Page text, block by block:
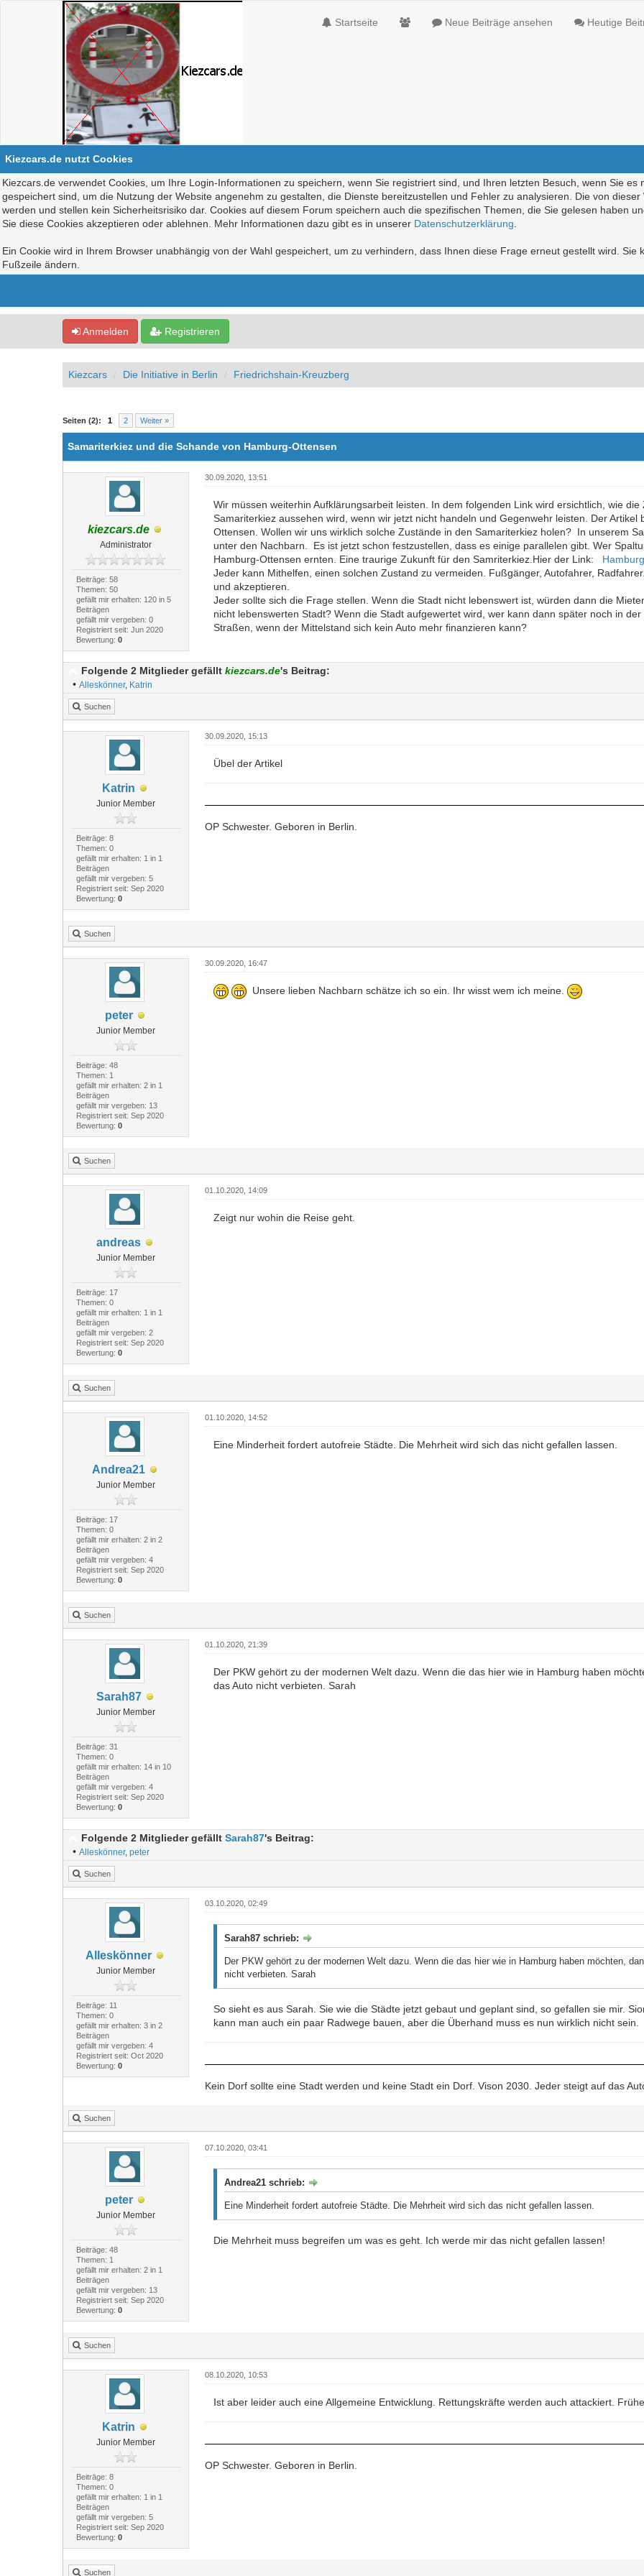
Startseite Neue Beiträge ansehen Heutige
Kiezcars.de nutzt Cookies
Kiezcars.de verwendet Cookies, um Ihre Login-Informationen zu speichern, wenn Sie registriert sind, und Ihren letzten Besuch, wenn Sie
gespeichert sind, um die Nutzung der Website angenehm zu gestalten, die Dienste bereitzustellen und Fehler zu analysieren. Die von
werden und stellen kein Sicherheitsrisiko dar. Cookies auf diesem Forum speichern auch die spezifischen Themen, die Sie gelesen haben
Sie diese Cookies akzeptieren oder ablehnen. Mehr Informationen dazu gibt es in unserer Datenschutzerklärung
Ein Cookie wird in Ihrem Browser unabhängig von der Wahl gespeichert, um zu verhindern, dass Ihnen diese Frage erneut gestellt wird.
Fußzeile ändern.
Anmelden Registrieren
Kiezcars Die Initiative in Berlin Friedrichshain-Kreuzberg
Seiten (2): 1 2 Weiter »
0 Bewertung(en) - 0 im Durchschnitt
1
2
3
4
5
Samariterkiez und die Schande von Hamburg-Ottensen
kiezcars.de
Administrator
Beiträge: 58
Themen: 50
gefällt mir erhalten: 120 in 5
Beiträgen
gefällt mir vergeben: 0
Registriert seit: Jun 2020
Bewertung: 0
30.09.2020, 13:51
Wir müssen weiterhin Aufklärungsarbeit leisten. In dem folgenden Link wird ersichtlich, wie
Samariterkiez aussehen wird, wenn wir jetzt nicht handeln und Gegenwehr leisten. Der Artikel
Ottensen. Wollen wir uns wirklich solche Zustände in den Samariterkiez holen? In unserem
unter den Nachbarn. Es ist jetzt schon festzustellen, dass es einige parallelen gibt. Wer
Hamburg-Ottensen ernten. Eine traurige Zukunft für den Samriterkiez.Hier der Link:
Jeder kann Mithelfen, einen solchen Zustand zu vermeiden. Fußgänger, Autofahrer,
und akzeptieren.
Jeder sollte sich die Frage stellen. Wenn die Stadt nicht lebenswert ist, würden dann die
nicht lebenswerten Stadt? Wenn die Stadt aufgewertet wird, wer kann dann später noch in
Straßen, wenn der Mittelstand sich kein Auto mehr finanzieren kann?
Folgende 2 Mitglieder gefällt kiezcars.de's Beitrag:
• Alleskönner, Katrin
Suchen
Katrin
Junior Member
Beiträge: 8
Themen: 0
gefällt mir erhalten: 1 in 1
Beiträgen
gefällt mir vergeben: 5
Registriert seit: Sep 2020
Bewertung: 0
30.09.2020, 15:13
Übel der Artikel
OP Schwester. Geboren in Berlin.
Suchen
peter
Junior Member
Beiträge: 48
Themen: 1
gefällt mir erhalten: 2 in 1
Beiträgen
gefällt mir vergeben: 13
Registriert seit: Sep 2020
Bewertung: 0
30.09.2020, 16:47
Unsere lieben Nachbarn schätze ich so ein. Ihr wisst wem ich meine.
Suchen
andreas
Junior Member
Beiträge: 17
Themen: 0
gefällt mir erhalten: 1 in 1
Beiträgen
gefällt mir vergeben: 2
Registriert seit: Sep 2020
Bewertung: 0
01.10.2020, 14:09
Zeigt nur wohin die Reise geht.
Suchen
Andrea21
Junior Member
Beiträge: 17
Themen: 0
gefällt mir erhalten: 2 in 2
Beiträgen
gefällt mir vergeben: 4
Registriert seit: Sep 2020
Bewertung: 0
01.10.2020, 14:52
Eine Minderheit fordert autofreie Städte. Die Mehrheit wird sich das nicht gefallen lassen.
Suchen
Sarah87
Junior Member
Beiträge: 31
Themen: 0
gefällt mir erhalten: 14 in 10
Beiträgen
gefällt mir vergeben: 4
Registriert seit: Sep 2020
Bewertung: 0
01.10.2020, 21:39
Der PKW gehört zu der modernen Welt dazu. Wenn die das hier wie in Hamburg haben
das Auto nicht verbieten. Sarah
Folgende 2 Mitglieder gefällt Sarah87's Beitrag:
• Alleskönner, peter
Suchen
Alleskönner
Junior Member
Beiträge: 11
Themen: 0
gefällt mir erhalten: 3 in 2
Beiträgen
gefällt mir vergeben: 4
Registriert seit: Oct 2020
Bewertung: 0
03.10.2020, 02:49
Sarah87 schrieb:
Der PKW gehört zu der modernen Welt dazu. Wenn die das hier wie in Hamburg haben möchten,
nicht verbieten. Sarah
So sieht es aus Sarah. Sie wie die Städte jetzt gebaut und geplant sind, so gefallen sie mir.
kann man auch ein paar Radwege bauen, aber die Überhand muss es nun wirklich nicht sein.
Kein Dorf sollte eine Stadt werden und keine Stadt ein Dorf. Vison 2030. Jeder steigt auf das
Suchen
peter
Junior Member
Beiträge: 48
Themen: 1
gefällt mir erhalten: 2 in 1
Beiträgen
gefällt mir vergeben: 13
Registriert seit: Sep 2020
Bewertung: 0
07.10.2020, 03:41
Andrea21 schrieb:
Eine Minderheit fordert autofreie Städte. Die Mehrheit wird sich das nicht gefallen lassen.
Die Mehrheit muss begreifen um was es geht. Ich werde mir das nicht gefallen lassen!
Suchen
Katrin
Junior Member
Beiträge: 8
Themen: 0
gefällt mir erhalten: 1 in 1
Beiträgen
gefällt mir vergeben: 5
Registriert seit: Sep 2020
Bewertung: 0
08.10.2020, 10:53
Ist aber leider auch eine Allgemeine Entwicklung. Rettungskräfte werden auch attackiert.
OP Schwester. Geboren in Berlin.
Suchen